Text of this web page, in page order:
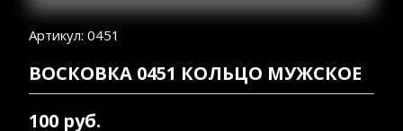
Артикул: 0451
ВОСКОВКА 0451 КОЛЬЦО МУЖСКОЕ
100 руб.